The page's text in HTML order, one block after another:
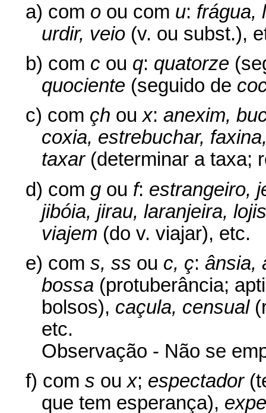
a) com o ou com u: frágua,
urdir, veio (v. ou subst.),
b) com c ou q: quatorze
quociente (seguido de
c) com çh oux: anexim,
coxia, estrebuchar,
taxar(determinar a taxa;
d) com g ou f: estrangeiro,
jibóia, jirau, laranjeira,
viajem (do v. viajar), etc.
e) com s, ss ou c, ç: ânsia,
bossa (protuberância;
bolsos), caçula, censual
etc.
Observação - Não se
f) com s oux; espectador
que tem esperança),